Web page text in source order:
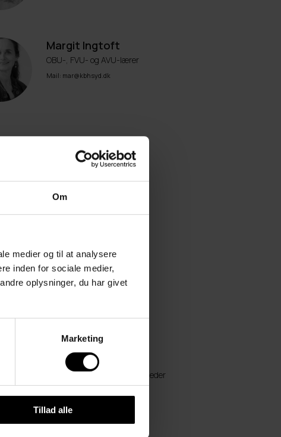
Om
medier og til at analysere
inden for sociale medier,
oplysninger, du har givet
Marketing
Tillad alle
Margit Ingtoft
OBU-, FVU- og AVU-lærer
Mail: mar@kbhsyd.dk
Ken Poul Jansen
Uddannelsesvejleder
Stefan Sørensen
HF lærer og uddannelsesvejleder